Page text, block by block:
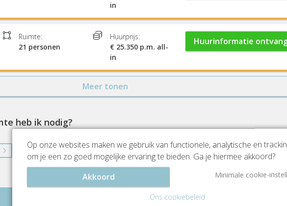
in
Ruimte:
21 personen
Huurprijs:
€ 25.350 p.m. all-
in
Huurinformatie
Meer tonen
heb ik nodig?
Op onze websites maken we gebruik van functionele, analytische en
om je een zo goed mogelijke ervaring te bieden. Ga je hiermee akkoord?
Akkoord
Minimale cookie-
Ons cookiebeleid